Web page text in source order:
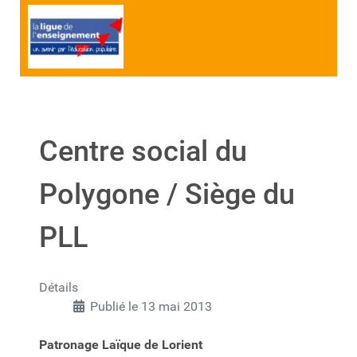
Centre social du
Polygone / Siège du
PLL
Détails
Publié le 13 mai 2013
Patronage Laïque de Lorient